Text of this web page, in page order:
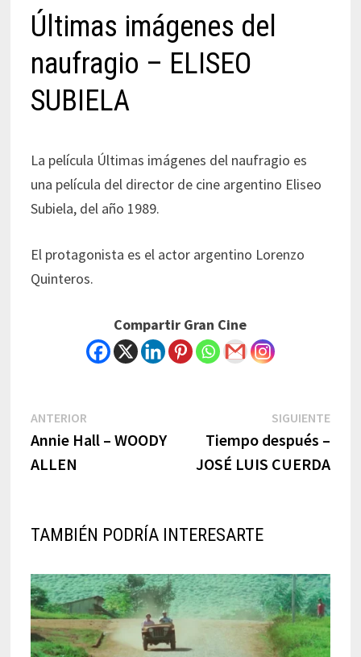
Últimas imágenes del
naufragio – ELISEO
SUBIELA
La película Últimas imágenes del naufragio es
una película del director de cine argentino Eliseo
Subiela, del año 1989.
El protagonista es el actor argentino Lorenzo
Quinteros.
Compartir Gran Cine
Navegación
de
ANTERIOR
post:
Annie Hall – WOODY
ALLEN
SIGUIENTENext
post:
Tiempo después –
JOSÉ LUIS CUERDA
TAMBIÉN PODRÍA INTERESARTE